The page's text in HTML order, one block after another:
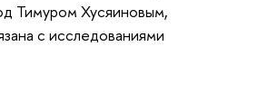
Тимуром Хусяиновым,
с исследованиями